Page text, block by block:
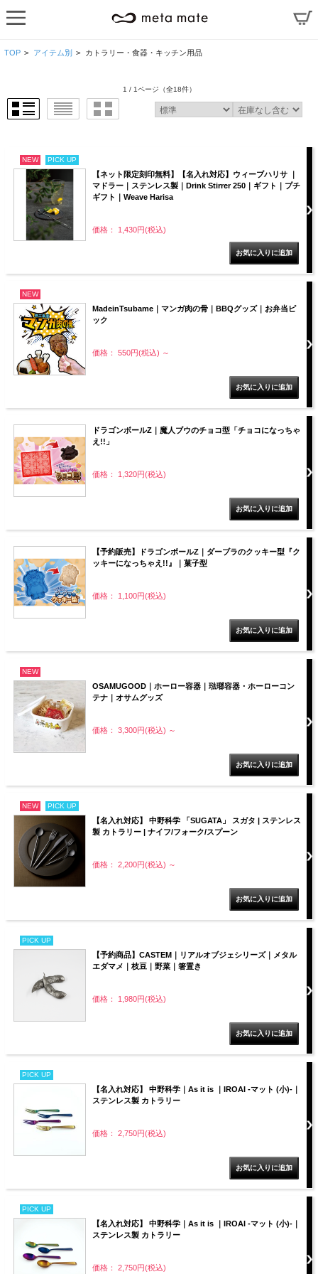
TOP > アイテム別 > カトラリー・食器・キッチン用品
1 / 1ページ （全18件）
NEW PICK UP
【ネット限定刻印無料】【名入れ対応】ウィーブハリサ ｜
マドラー｜ステンレス製｜Drink Stirrer 250｜ギフト｜プチ
ギフト｜Weave Harisa
価格： 1,430円(税込)
NEW
MadeinTsubame｜マンガ肉の骨｜BBQグッズ｜お弁当ピ
ック
価格： 550円(税込) ～
ドラゴンボールZ｜魔人ブウのチョコ型「チョコになっちゃ
え!!」
価格： 1,320円(税込)
【予約販売】ドラゴンボールZ｜ダーブラのクッキー型『ク
ッキーになっちゃえ!!』｜菓子型
価格： 1,100円(税込)
NEW
OSAMUGOOD｜ホーロー容器｜琺瑯容器・ホーローコン
テナ｜オサムグッズ
価格： 3,300円(税込) ～
NEW PICK UP
【名入れ対応】 中野科学 「SUGATA」 スガタ | ステンレス
製 カトラリー | ナイフ/フォーク/スプーン
価格： 2,200円(税込) ～
PICK UP
【予約商品】CASTEM｜リアルオブジェシリーズ｜メタル
エダマメ｜枝豆｜野菜｜箸置き
価格： 1,980円(税込)
PICK UP
【名入れ対応】 中野科学｜As it is ｜IROAI -マット (小)-｜
ステンレス製 カトラリー
価格： 2,750円(税込)
PICK UP
【名入れ対応】 中野科学｜As it is ｜IROAI -マット (小)-｜
ステンレス製 カトラリー
価格： 2,750円(税込)